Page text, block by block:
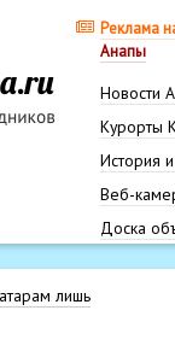
Реклама
Анапы
Новости
Курорты
История
Веб-
Доска
лишь